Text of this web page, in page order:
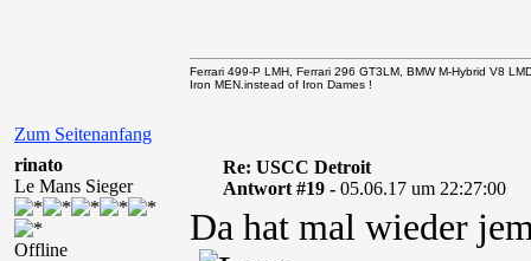
Zum Seitenanfang
Ferrari 499-P LMH, Ferrari 296 GT3LM, BMW M-Hybrid V8
Iron MEN.instead of Iron Dames !
rinato
Le Mans Sieger
Offline
Re: USCC Detroit
Antwort #19 - 05.06.17 um 22:27:00
Da hat mal wieder